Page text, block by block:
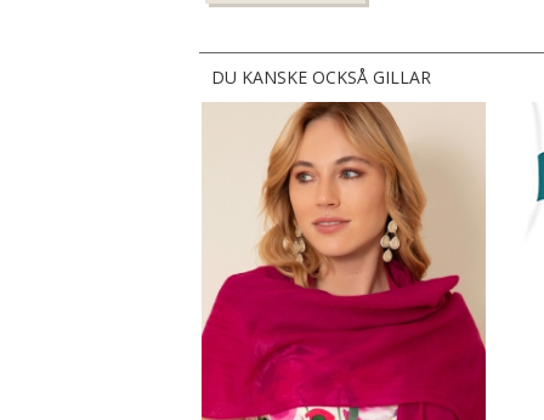
DU KANSKE OCKSÅ GILLAR